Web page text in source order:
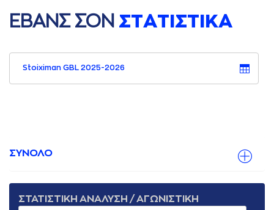
ΕΒAΝΣ ΣΟΝ ΣΤAΤΙΣΤΙΚA
Stoiximan GBL 2025-2026
ΣΥΝΟΛΟ
ΣΤΑΤΙΣΤΙΚΗ ΑΝΑΛΥΣΗ / ΑΓΩΝΙΣΤΙΚΗ